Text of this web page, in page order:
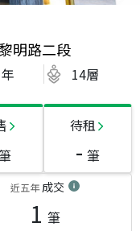
明路二段
年 14層
待租
- 筆
近五年成交
1 筆